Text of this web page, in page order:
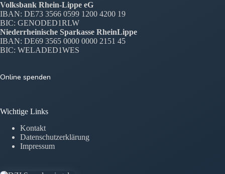
Volksbank Rhein-Lippe eG
IBAN: DE73 3566 0599 1200 4200 19
BIC: GENODED1RLW
Niederrheinische Sparkasse RheinLippe
IBAN: DE69 3565 0000 0000 2151 45
BIC: WELADED1WES
Online spenden
Wichtige Links
Kontakt
Datenschutzerklärung
Impressum